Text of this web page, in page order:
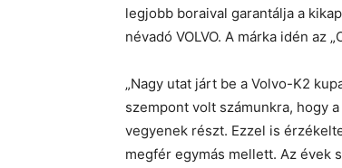
legjobb boraival garantálja a
névadó VOLVO. A márka idén az
„Nagy utat járt be a Volvo-K2
szempont volt számunkra, hogy
vegyenek részt. Ezzel is
megfér egymás mellett. Az évek